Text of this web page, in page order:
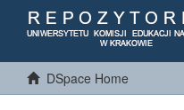
DSpace Home